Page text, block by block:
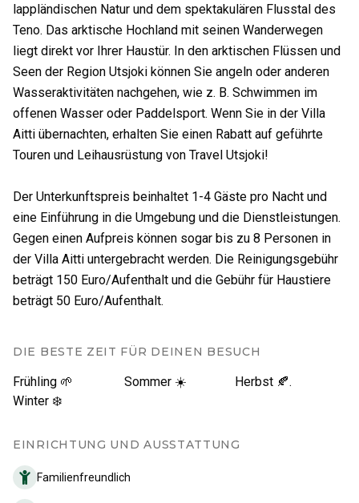
lappländischen Natur und dem spektakulären Flusstal des
Teno. Das arktische Hochland mit seinen Wanderwegen
liegt direkt vor Ihrer Haustür. In den arktischen Flüssen und
Seen der Region Utsjoki können Sie angeln oder anderen
Wasseraktivitäten nachgehen, wie z. B. Schwimmen im
offenen Wasser oder Paddelsport. Wenn Sie in der Villa
Aitti übernachten, erhalten Sie einen Rabatt auf geführte
Touren und Leihausrüstung von Travel Utsjoki!
Der Unterkunftspreis beinhaltet 1-4 Gäste pro Nacht und
eine Einführung in die Umgebung und die Dienstleistungen.
Gegen einen Aufpreis können sogar bis zu 8 Personen in
der Villa Aitti untergebracht werden. Die Reinigungsgebühr
beträgt 150 Euro/Aufenthalt und die Gebühr für Haustiere
beträgt 50 Euro/Aufenthalt.
DIE BESTE ZEIT FÜR DEINEN BESUCH
Frühling 🌱 Sommer ☀️
Herbst 🍂.
Winter ❄️
EINRICHTUNG UND AUSSTATTUNG
Familienfreundlich